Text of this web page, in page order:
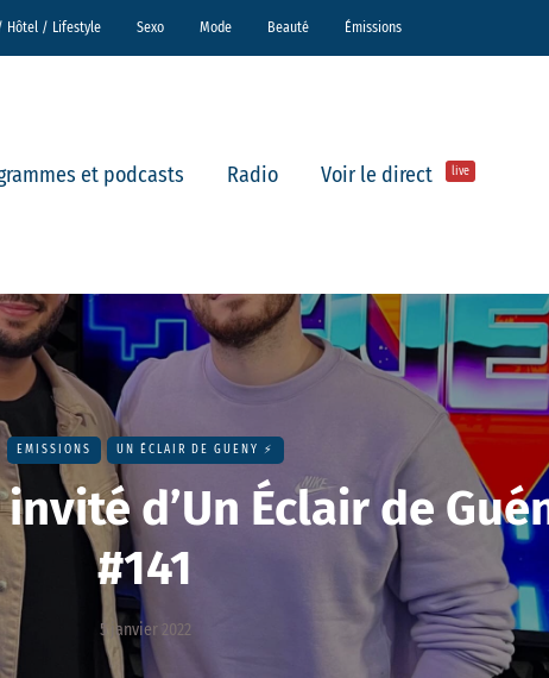
Hôtel / Lifestyle Sexo Mode Beauté Émissions
et podcasts Radio Voir le direct live
EMISSIONS UN ÉCLAIR DE GUENY ⚡️
d’Un Éclair de
#141
5 janvier 2022